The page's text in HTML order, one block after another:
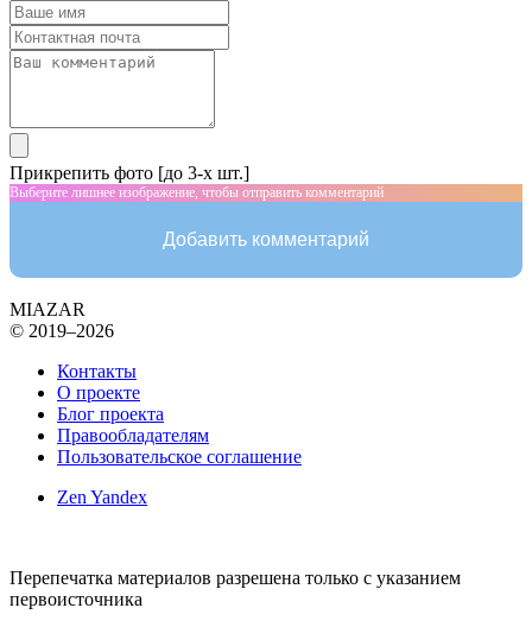
Прикрепить фото [до 3-х шт.]
Выберите лишнее изображение, чтобы отправить комментарий
Добавить комментарий
MIAZAR
© 2019–2026
Контакты
О проекте
Блог проекта
Правообладателям
Пользовательское соглашение
Zen Yandex
Перепечатка материалов разрешена только с указанием
первоисточника